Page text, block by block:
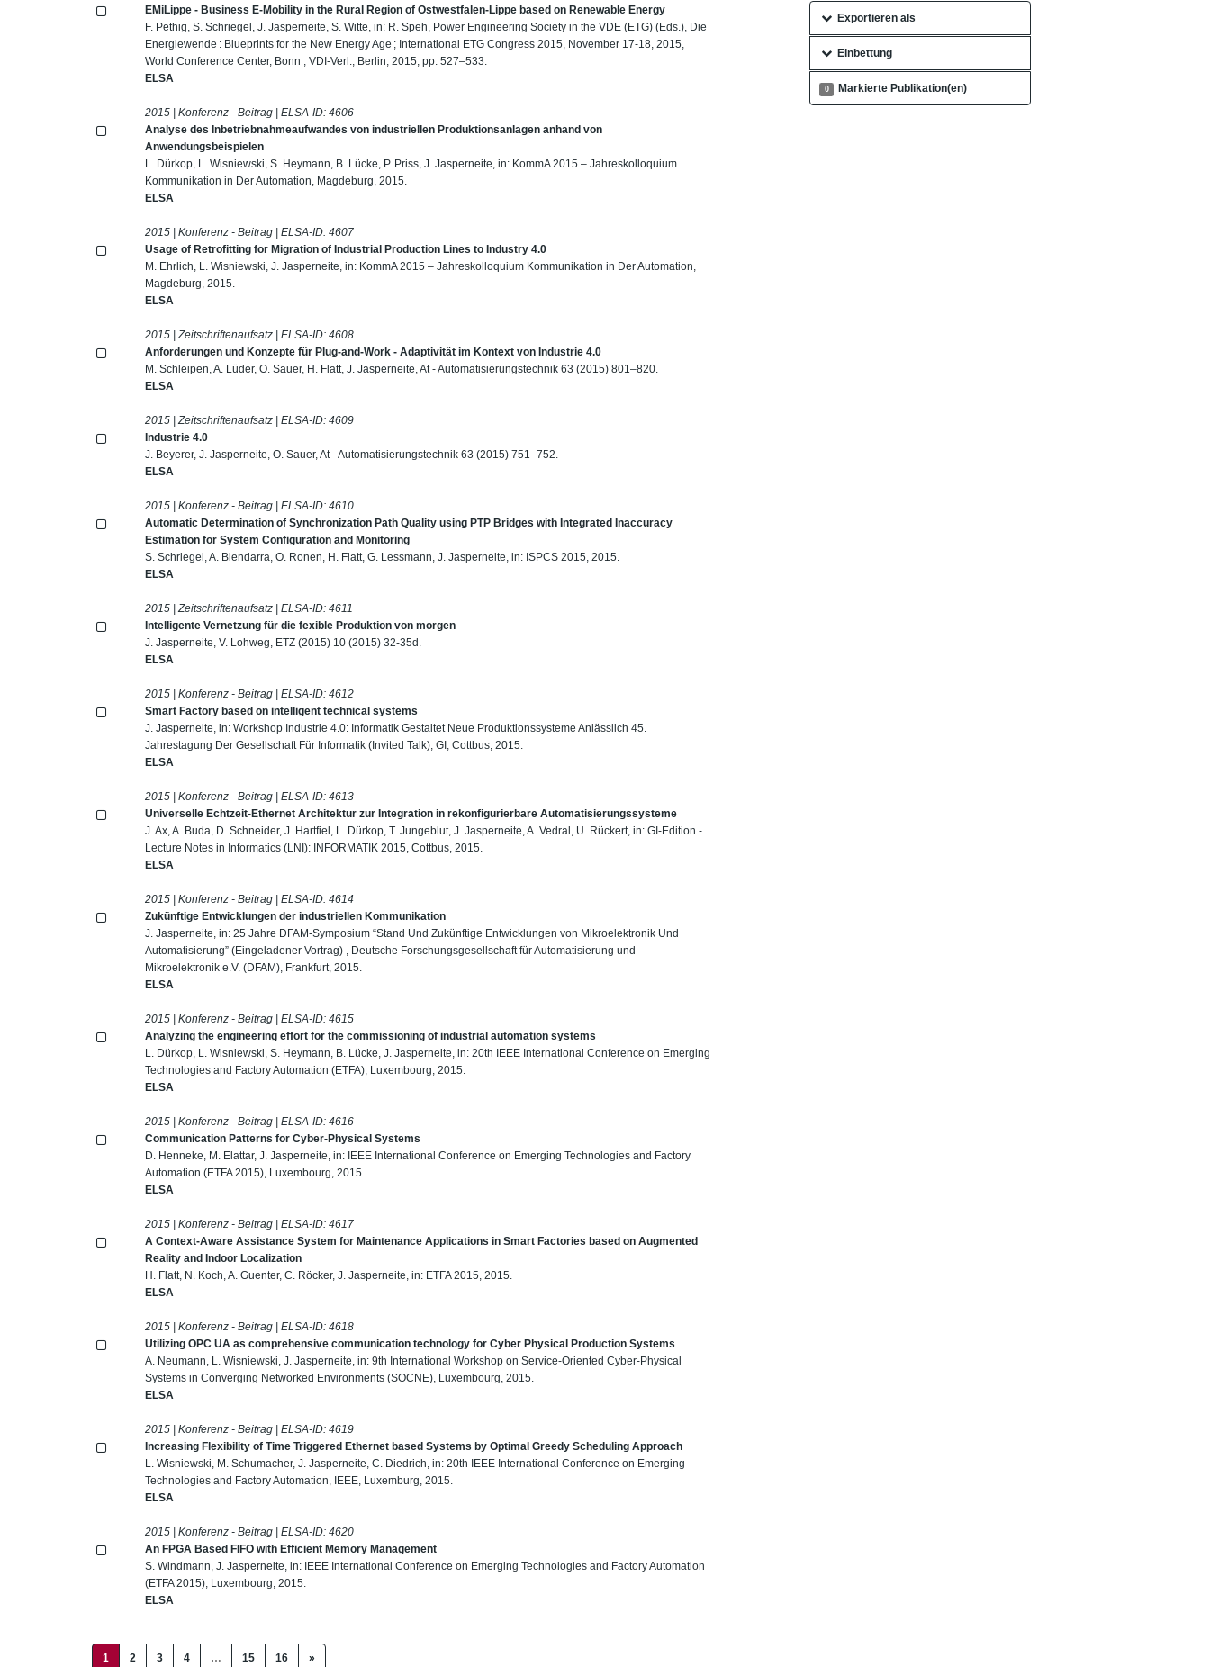
EMiLippe - Business E-Mobility in the Rural Region of Ostwestfalen-Lippe based on Renewable Energy
F. Pethig, S. Schriegel, J. Jasperneite, S. Witte, in: R. Speh, Power Engineering Society in the VDE (ETG) (Eds.), Die
Energiewende : Blueprints for the New Energy Age ; International ETG Congress 2015, November 17-18, 2015,
World Conference Center, Bonn , VDI-Verl., Berlin, 2015, pp. 527–533.
ELSA
2015 | Konferenz - Beitrag | ELSA-ID:4606
Analyse des Inbetriebnahmeaufwandes von industriellen Produktionsanlagen anhand von
Anwendungsbeispielen
L. Dürkop, L. Wisniewski, S. Heymann, B. Lücke, P. Priss, J. Jasperneite, in: KommA 2015 – Jahreskolloquium
Kommunikation in Der Automation, Magdeburg, 2015.
ELSA
2015 | Konferenz - Beitrag | ELSA-ID:4607
Usage of Retrofitting for Migration of Industrial Production Lines to Industry 4.0
M. Ehrlich, L. Wisniewski, J. Jasperneite, in: KommA 2015 – Jahreskolloquium Kommunikation in Der Automation,
Magdeburg, 2015.
ELSA
2015 | Zeitschriftenaufsatz | ELSA-ID:4608
Anforderungen und Konzepte für Plug-and-Work - Adaptivität im Kontext von Industrie 4.0
M. Schleipen, A. Lüder, O. Sauer, H. Flatt, J. Jasperneite, At - Automatisierungstechnik 63 (2015) 801–820.
ELSA
2015 | Zeitschriftenaufsatz | ELSA-ID:4609
Industrie 4.0
J. Beyerer, J. Jasperneite, O. Sauer, At - Automatisierungstechnik 63 (2015) 751–752.
ELSA
2015 | Konferenz - Beitrag | ELSA-ID:4610
Automatic Determination of Synchronization Path Quality using PTP Bridges with Integrated Inaccuracy
Estimation for System Configuration and Monitoring
S. Schriegel, A. Biendarra, O. Ronen, H. Flatt, G. Lessmann, J. Jasperneite, in: ISPCS 2015, 2015.
ELSA
2015 | Zeitschriftenaufsatz | ELSA-ID:4611
Intelligente Vernetzung für die fexible Produktion von morgen
J. Jasperneite, V. Lohweg, ETZ (2015) 10 (2015) 32-35d.
ELSA
2015 | Konferenz - Beitrag | ELSA-ID:4612
Smart Factory based on intelligent technical systems
J. Jasperneite, in: Workshop Industrie 4.0: Informatik Gestaltet Neue Produktionssysteme Anlässlich 45.
Jahrestagung Der Gesellschaft Für Informatik (Invited Talk), GI, Cottbus, 2015.
ELSA
2015 | Konferenz - Beitrag | ELSA-ID:4613
Universelle Echtzeit-Ethernet Architektur zur Integration in rekonfigurierbare Automatisierungssysteme
J. Ax, A. Buda, D. Schneider, J. Hartfiel, L. Dürkop, T. Jungeblut, J. Jasperneite, A. Vedral, U. Rückert, in: GI-Edition -
Lecture Notes in Informatics (LNI): INFORMATIK 2015, Cottbus, 2015.
ELSA
2015 | Konferenz - Beitrag | ELSA-ID:4614
Zukünftige Entwicklungen der industriellen Kommunikation
J. Jasperneite, in: 25 Jahre DFAM-Symposium “Stand Und Zukünftige Entwicklungen von Mikroelektronik Und
Automatisierung” (Eingeladener Vortrag) , Deutsche Forschungsgesellschaft für Automatisierung und
Mikroelektronik e.V. (DFAM), Frankfurt, 2015.
ELSA
2015 | Konferenz - Beitrag | ELSA-ID:4615
Analyzing the engineering effort for the commissioning of industrial automation systems
L. Dürkop, L. Wisniewski, S. Heymann, B. Lücke, J. Jasperneite, in: 20th IEEE International Conference on Emerging
Technologies and Factory Automation (ETFA), Luxembourg, 2015.
ELSA
2015 | Konferenz - Beitrag | ELSA-ID:4616
Communication Patterns for Cyber-Physical Systems
D. Henneke, M. Elattar, J. Jasperneite, in: IEEE International Conference on Emerging Technologies and Factory
Automation (ETFA 2015), Luxembourg, 2015.
ELSA
2015 | Konferenz - Beitrag | ELSA-ID:4617
A Context-Aware Assistance System for Maintenance Applications in Smart Factories based on Augmented
Reality and Indoor Localization
H. Flatt, N. Koch, A. Guenter, C. Röcker, J. Jasperneite, in: ETFA 2015, 2015.
ELSA
2015 | Konferenz - Beitrag | ELSA-ID:4618
Utilizing OPC UA as comprehensive communication technology for Cyber Physical Production Systems
A. Neumann, L. Wisniewski, J. Jasperneite, in: 9th International Workshop on Service-Oriented Cyber-Physical
Systems in Converging Networked Environments (SOCNE), Luxembourg, 2015.
ELSA
2015 | Konferenz - Beitrag | ELSA-ID:4619
Increasing Flexibility of Time Triggered Ethernet based Systems by Optimal Greedy Scheduling Approach
L. Wisniewski, M. Schumacher, J. Jasperneite, C. Diedrich, in: 20th IEEE International Conference on Emerging
Technologies and Factory Automation, IEEE, Luxemburg, 2015.
ELSA
2015 | Konferenz - Beitrag | ELSA-ID:4620
An FPGA Based FIFO with Efficient Memory Management
S. Windmann, J. Jasperneite, in: IEEE International Conference on Emerging Technologies and Factory Automation
(ETFA 2015), Luxembourg, 2015.
ELSA
1 (current)
2 3 4 … 15 16 »
Exportieren als
Einbettung
0 Markierte Publikation(en)